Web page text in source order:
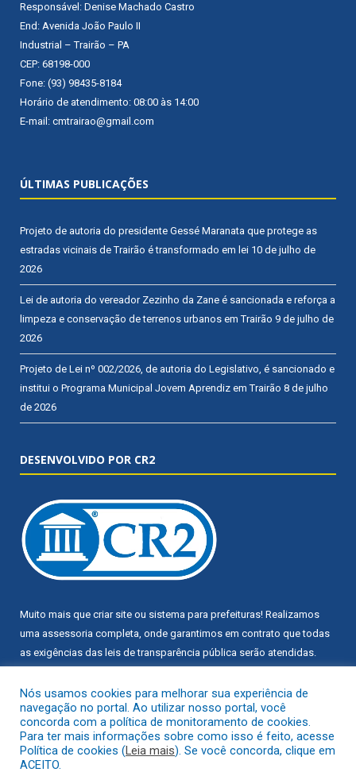
Responsável: Denise Machado Castro
End: Avenida João Paulo II
Industrial – Trairão – PA
CEP: 68198-000
Fone: (93) 98435-8184
Horário de atendimento: 08:00 às 14:00
E-mail: cmtrairao@gmail.com
ÚLTIMAS PUBLICAÇÕES
Projeto de autoria do presidente Gessé Maranata que protege as
estradas vicinais de Trairão é transformado em lei 10 de julho de
2026
Lei de autoria do vereador Zezinho da Zane é sancionada e reforça a
limpeza e conservação de terrenos urbanos em Trairão 9 de julho de
2026
Projeto de Lei nº 002/2026, de autoria do Legislativo, é sancionado e
institui o Programa Municipal Jovem Aprendiz em Trairão 8 de julho
de 2026
DESENVOLVIDO POR CR2
Muito mais que criar site ou sistema para prefeituras! Realizamos
uma assessoria completa, onde garantimos em contrato que todas
as exigências das leis de transparência pública serão atendidas.
Conheça oPNTPe oRadar da Transparência Pública
Nós usamos cookies para melhorar sua experiência de
navegação no portal. Ao utilizar nosso portal, você
concorda com a política de monitoramento de cookies.
Para ter mais informações sobre como isso é feito, acesse
Política de cookies (Leia mais). Se você concorda, clique em
ACEITO.